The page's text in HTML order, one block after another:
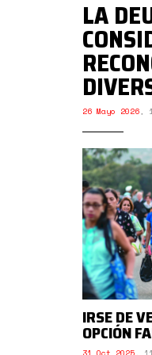
LA
26 Mayo 2026,
IRSE DE
OPCIÓN